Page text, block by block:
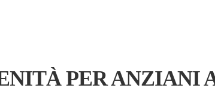
PER ANZIANI